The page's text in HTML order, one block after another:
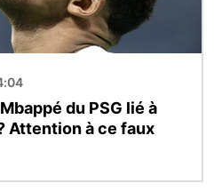
du PSG lié à
Attention à ce faux